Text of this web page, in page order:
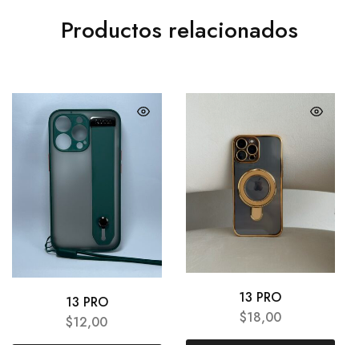
Productos relacionados
13 PRO
$12,00
13 PRO
$18,00